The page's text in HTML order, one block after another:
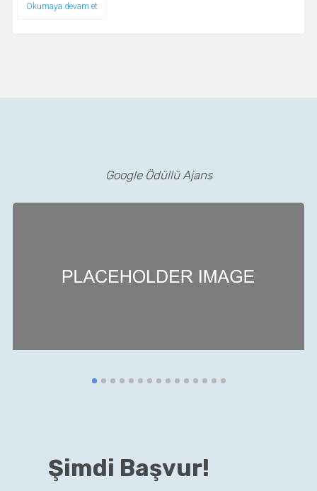
Okumaya devam et
Google Ödüllü Ajans
Şimdi Başvur!